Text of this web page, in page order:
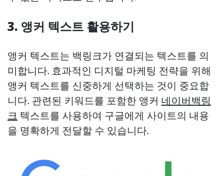
3. 앵커 텍스트 활용하기
앵커 텍스트는 백링크가 연결되는 텍스트를 의
미합니다. 효과적인 디지털 마케팅 전략을 위해
앵커 텍스트를 신중하게 선택하는 것이 중요합
니다. 관련된 키워드를 포함한 앵커 네이버백링
크 텍스트를 사용하여 구글에게 사이트의 내용
을 명확하게 전달할 수 있습니다.